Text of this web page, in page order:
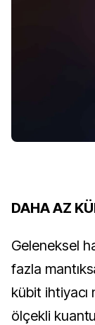
DAHA AZ
Geleneksel
fazla
kübit ihtiyacı
ölçekli